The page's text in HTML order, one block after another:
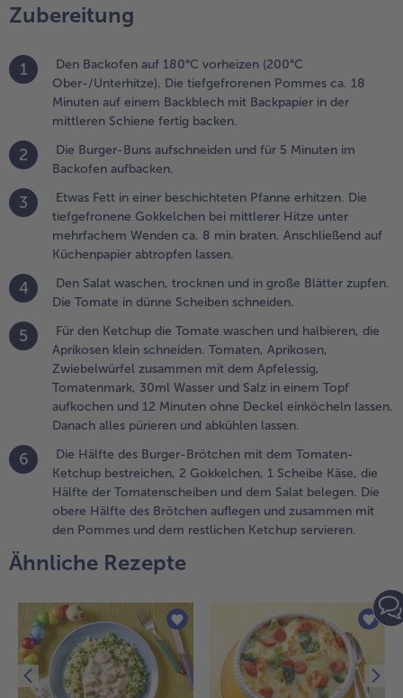
die
die
dem
Wasser
Salz in
Topf
12
ohne
und
Hälfte des
Brötchen
2
1
Käse, die
Zubereitung
1
Den Backofen auf 180°C vorheizen (200°C
Ober-/Unterhitze). Die tiefgefrorenen Pommes ca. 18
Minuten auf einem Backblech mit Backpapier in der
mittleren Schiene fertig backen.
2
Die Burger-Buns aufschneiden und für 5 Minuten im
Backofen aufbacken.
3
Etwas Fett in einer beschichteten Pfanne erhitzen. Die
tiefgefronene Gokkelchen bei mittlerer Hitze unter
mehrfachem Wenden ca. 8 min braten. Anschließend auf
Küchenpapier abtropfen lassen.
4
Den Salat waschen, trocknen und in große Blätter zupfen.
Die Tomate in dünne Scheiben schneiden.
5
Für den Ketchup die Tomate waschen und halbieren, die
Aprikosen klein schneiden. Tomaten, Aprikosen,
Zwiebelwürfel zusammen mit dem Apfelessig,
Tomatenmark, 30ml Wasser und Salz in einem Topf
aufkochen und 12 Minuten ohne Deckel einköcheln lassen.
Danach alles pürieren und abkühlen lassen.
6
Die Hälfte des Burger-Brötchen mit dem Tomaten-
Ketchup bestreichen, 2 Gokkelchen, 1 Scheibe Käse, die
Hälfte der Tomatenscheiben und dem Salat belegen. Die
obere Hälfte des Brötchen auflegen und zusammen mit
den Pommes und dem restlichen Ketchup servieren.
Ähnliche Rezepte